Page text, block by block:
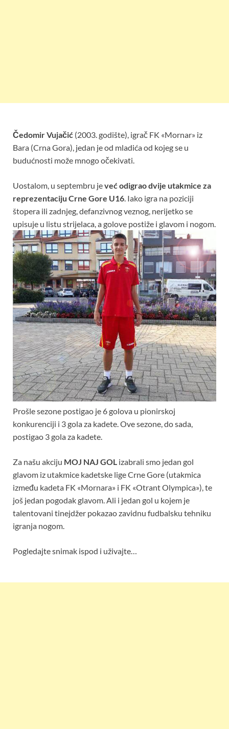
Čedomir Vujačić (2003. godište), igrač FK «Mornar» iz
Bara (Crna Gora), jedan je od mladića od kojeg se u
budućnosti može mnogo očekivati.
Uostalom, u septembru jeveć odigrao dvije utakmice za
reprezentaciju Crne Gore U16 . Iako igra na poziciji
štopera ili zadnjeg, defanzivnog veznog, nerijetko se
upisuje u listu strijelaca, a golove postiže i glavom i nogom.
Prošle sezone postigao je 6 golova u pionirskoj
konkurenciji i 3 gola za kadete. Ove sezone, do sada,
postigao 3 gola za kadete.
Za našu akciju MOJ NAJ GOL izabrali smo jedan gol
glavom iz utakmice kadetske lige Crne Gore (utakmica
između kadeta FK «Mornara» i FK «Otrant Olympica»), te
još jedan pogodak glavom. Ali i jedan gol u kojem je
talentovani tinejdžer pokazao zavidnu fudbalsku tehniku
igranja nogom.
Pogledajte snimak ispod i uživajte…